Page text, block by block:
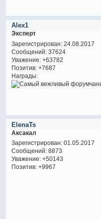
Alex1
Эксперт
Зарегистрирован: 24.08.2017
Сообщений:37624
Уважение: +63782
Позитив: +7687
Награды:
ElenaTs
Аксакал
Зарегистрирован: 01.05.2017
Сообщений:8873
Уважение: +50143
Позитив: +9967